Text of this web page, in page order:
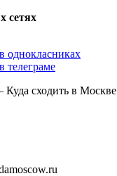
сетях
однокласниках
телеграме
сходить в Москве